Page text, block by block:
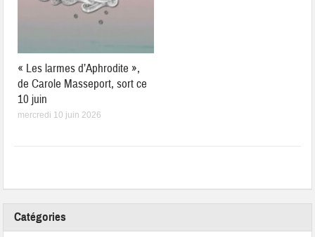
« Les larmes d’Aphrodite »,
de Carole Masseport, sort ce
10 juin
mercredi 10 juin 2026
Catégories